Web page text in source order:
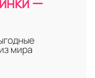
мира